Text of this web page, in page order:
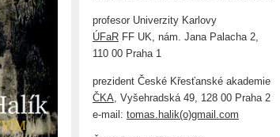
profesor Univerzity Karlovy
ÚFaR FF UK, nám. Jana Palacha 2,
110 00 Praha 1
prezident České Křesťanské akademie
ČKA , Vyšehradská 49, 128 00 Praha 2
e-mail: tomas.halik(o)gmail.com